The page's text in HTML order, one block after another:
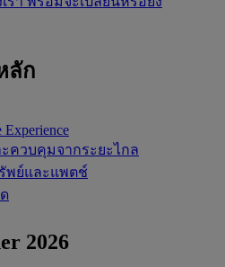
ลัก
ควบคุมจากระยะไกล
พย์และแพตช์
2026